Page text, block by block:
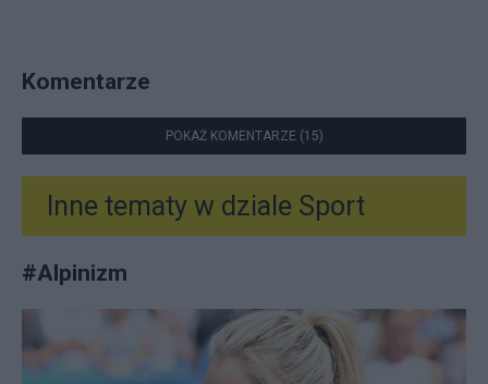
Komentarze
POKAŻ KOMENTARZE (15)
Inne tematy w dziale Sport
#Alpinizm